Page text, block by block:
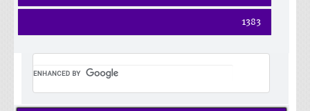
اسفند
دی
بهمن
آبان
آذر
دی
بهمن
شهريور
مهر
آبان
آذر
تير
مرداد
شهريور
مهر
دی
ارديبهشت
خرداد
تير
مرداد
آبان
فروردين
ارديبهشت
خرداد
شهريور
1383
فروردين
تير